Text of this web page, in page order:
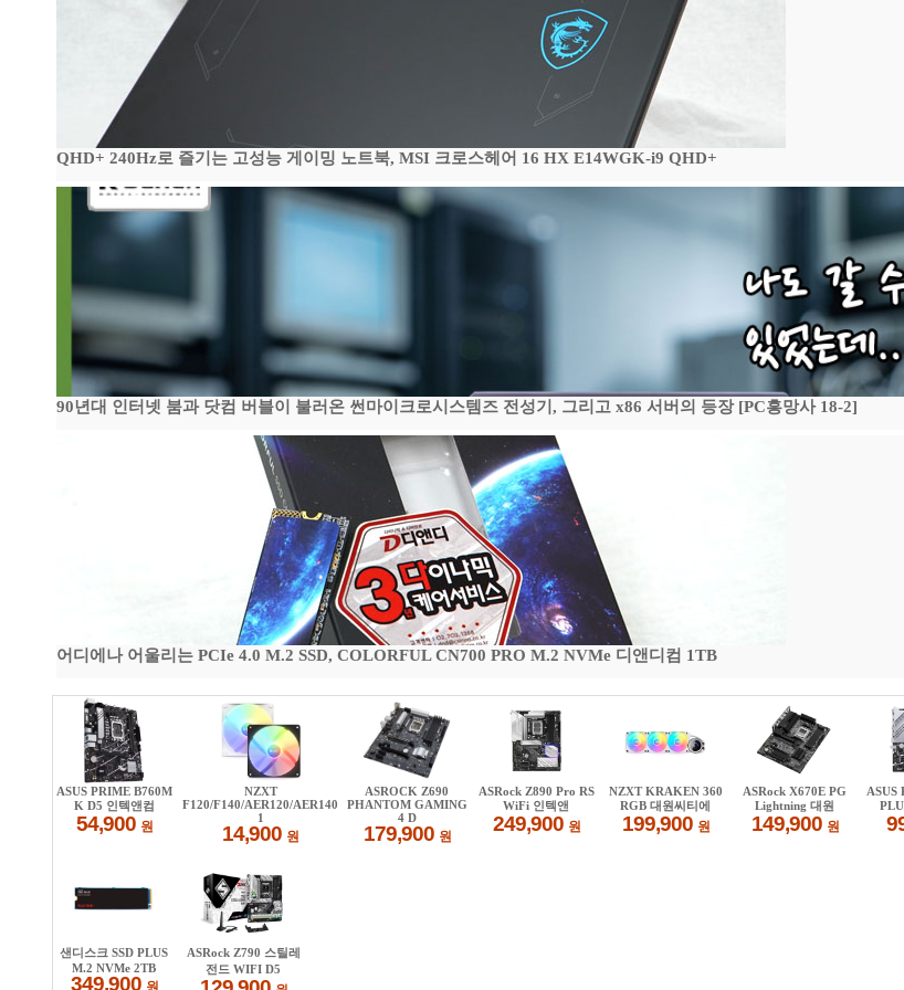
QHD+ 240Hz로 즐기는 고성능 게이밍 노트북, MSI 크로스헤어 16 HX E14WGK-i9 QHD+
90년대 인터넷 붐과 닷컴 버블이 불러온 썬마이크로시스템즈 전성기, 그리고 x86 서버의 등장 [PC흥망사 18-2]
어디에나 어울리는 PCIe 4.0 M.2 SSD, COLORFUL CN700 PRO M.2 NVMe 디앤디컴 1TB